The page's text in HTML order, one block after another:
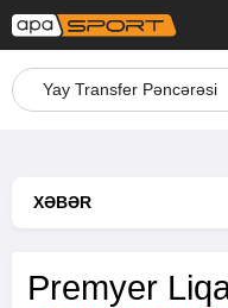
Yay Transfer Pəncərəsi
XƏBƏR
Premyer